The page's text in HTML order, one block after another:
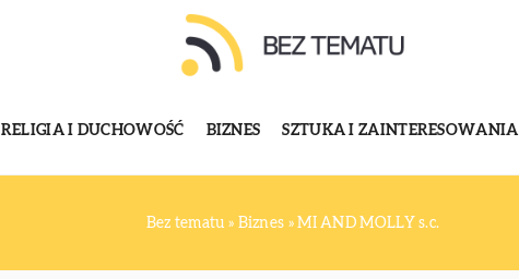
RELIGIA I DUCHOWOŚĆ BIZNES SZTUKA I ZAINTERESOWANIA
Bez tematu » Biznes »MI AND MOLLY s.c.